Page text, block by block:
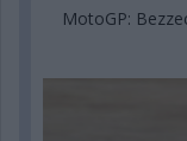
MotoGP: